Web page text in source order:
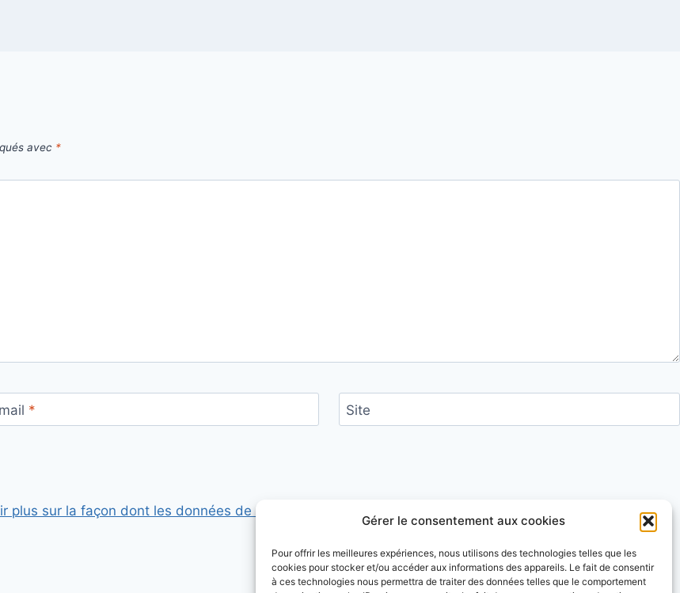
Gérer le consentement aux cookies
Pour offrir les meilleures expériences, nous utilisons des technologies telles que les
cookies pour stocker et/ou accéder aux informations des appareils. Le fait de consentir
à ces technologies nous permettra de traiter des données telles que le comportement
avec *
* Site
plus sur la façon dont les données de vos commentaires sont traitées